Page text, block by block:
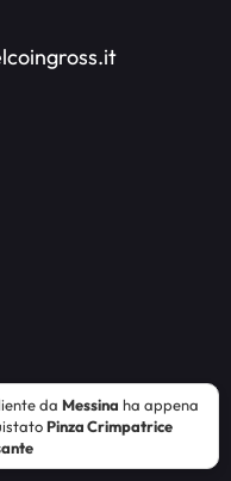
da Messina ha appena
Pinza Crimpatrice